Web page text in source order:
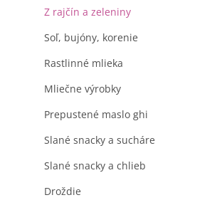
Z rajčín a zeleniny
Soľ, bujóny, korenie
Rastlinné mlieka
Mliečne výrobky
Prepustené maslo ghi
Slané snacky a sucháre
Slané snacky a chlieb
Droždie